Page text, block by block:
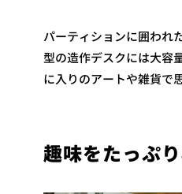
パーティションに囲われ
型の造作デスクには大容
に入りのアートや雑貨で
趣味をたっぷ